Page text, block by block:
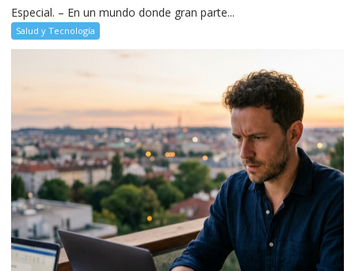
Especial. – En un mundo donde gran parte...
Salud y Tecnología